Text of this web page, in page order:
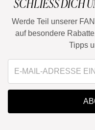
SCHLIESS DICH
Werde Teil unserer
auf besondere
Tipps